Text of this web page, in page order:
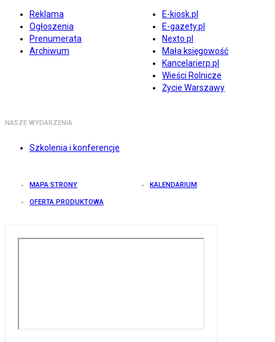
Reklama
Ogłoszenia
Prenumerata
Archiwum
E-kiosk.pl
E-gazety.pl
Nexto.pl
Mała księgowość
Kancelarierp.pl
Wieści Rolnicze
Życie Warszawy
NASZE WYDARZENIA
Szkolenia i konferencje
MAPA STRONY KALENDARIUM
OFERTA PRODUKTOWA